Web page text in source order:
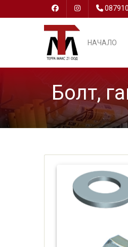
НАЧАЛО
Болт,